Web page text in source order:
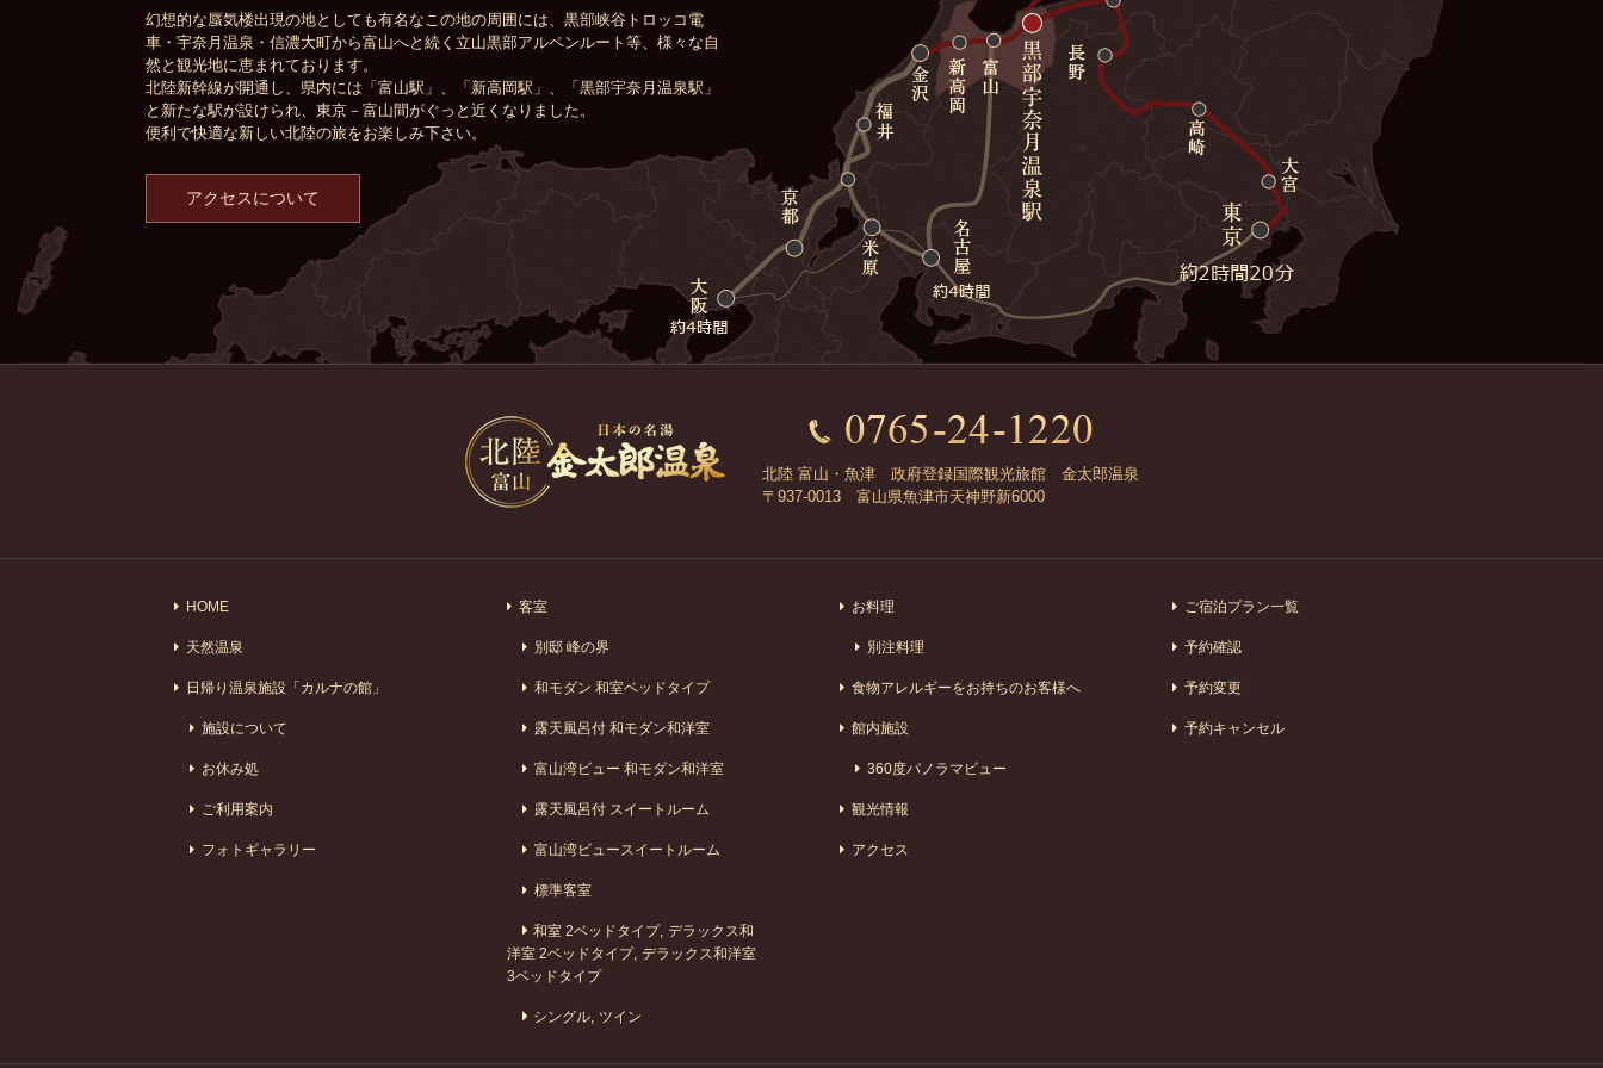
幻想的な蜃気楼出現の地としても有名なこの地の周囲には、黒部峡谷トロッコ電
車・宇奈月温泉・信濃大町から富山へと続く立山黒部アルペンルート等、様々な自
然と観光地に恵まれております。
北陸新幹線が開通し、県内には「富山駅」、「新高岡駅」、「黒部宇奈月温泉駅」
と新たな駅が設けられ、東京－富山間がぐっと近くなりました。
便利で快適な新しい北陸の旅をお楽しみ下さい。
アクセスについて
北陸 富山・魚津 政府登録国際観光旅館 金太郎温泉
〒937-0013 富山県魚津市天神野新6000
HOME
天然温泉
日帰り温泉施設「カルナの館」
施設について
お休み処
ご利用案内
フォトギャラリー
客室
別邸 峰の界
和モダン 和室ベッドタイプ
露天風呂付 和モダン和洋室
富山湾ビュー 和モダン和洋室
露天風呂付 スイートルーム
富山湾ビュースイートルーム
標準客室
和室 2ベッドタイプ デラックス和
洋室 2ベッドタイプ デラックス和洋室
3ベッドタイプ
シングル ツイン
お料理
別注料理
食物アレルギーをお持ちのお客様へ
館内施設
360度パノラマビュー
観光情報
アクセス
ご宿泊プラン一覧
予約確認
予約変更
予約キャンセル